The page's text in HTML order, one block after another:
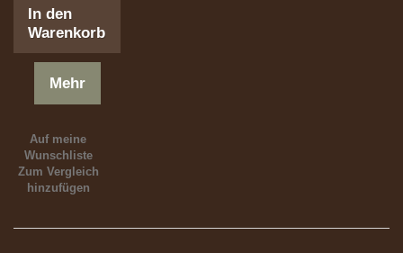
In den
Warenkorb
Mehr
Auf meine
Wunschliste
Zum Vergleich
hinzufügen